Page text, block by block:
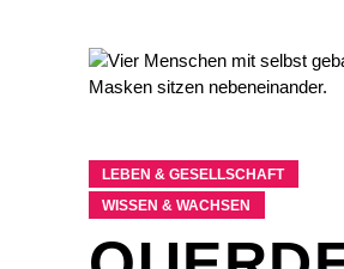
LEBEN & GESELLSCHAFT
WISSEN & WACHSEN